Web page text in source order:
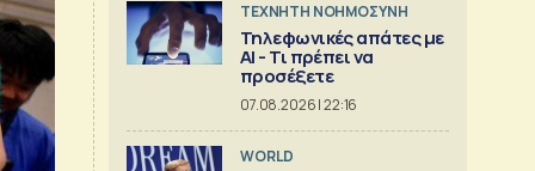
TΕΧΝΗΤΗ ΝΟΗΜΟΣΥΝΗ
Τηλεφωνικές απάτες με
ΑΙ - Τι πρέπει να
προσέξετε
07.08.2026 | 22:16
WORLD